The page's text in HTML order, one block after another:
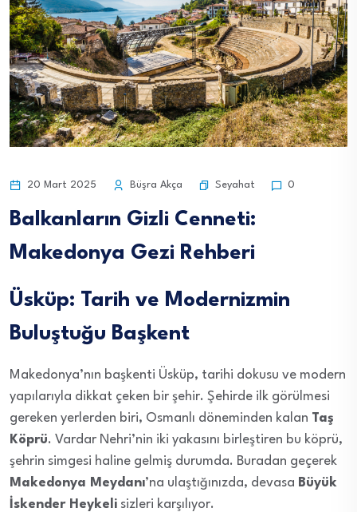
20 Mart 2025 Büşra Akça Seyahat 0
Balkanların Gizli Cenneti:
Makedonya Gezi Rehberi
Üsküp: Tarih ve Modernizmin
Buluştuğu Başkent
Makedonya’nın başkenti Üsküp, tarihi dokusu ve modern
yapılarıyla dikkat çeken bir şehir. Şehirde ilk görülmesi
gereken yerlerden biri, Osmanlı döneminden kalan Taş
Köprü. Vardar Nehri’nin iki yakasını birleştiren bu köprü,
şehrin simgesi haline gelmiş durumda. Buradan geçerek
Makedonya Meydanı’na ulaştığınızda, devasa Büyük
İskender Heykeli sizleri karşılıyor.